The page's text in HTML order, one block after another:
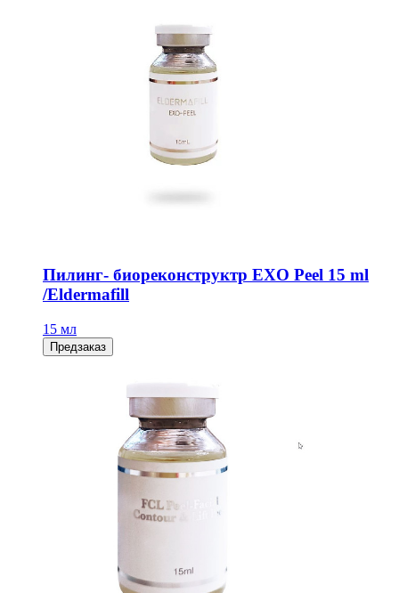
Пилинг- биореконструктр EXO Peel 15 ml
/Eldermafill
15 мл
Предзаказ